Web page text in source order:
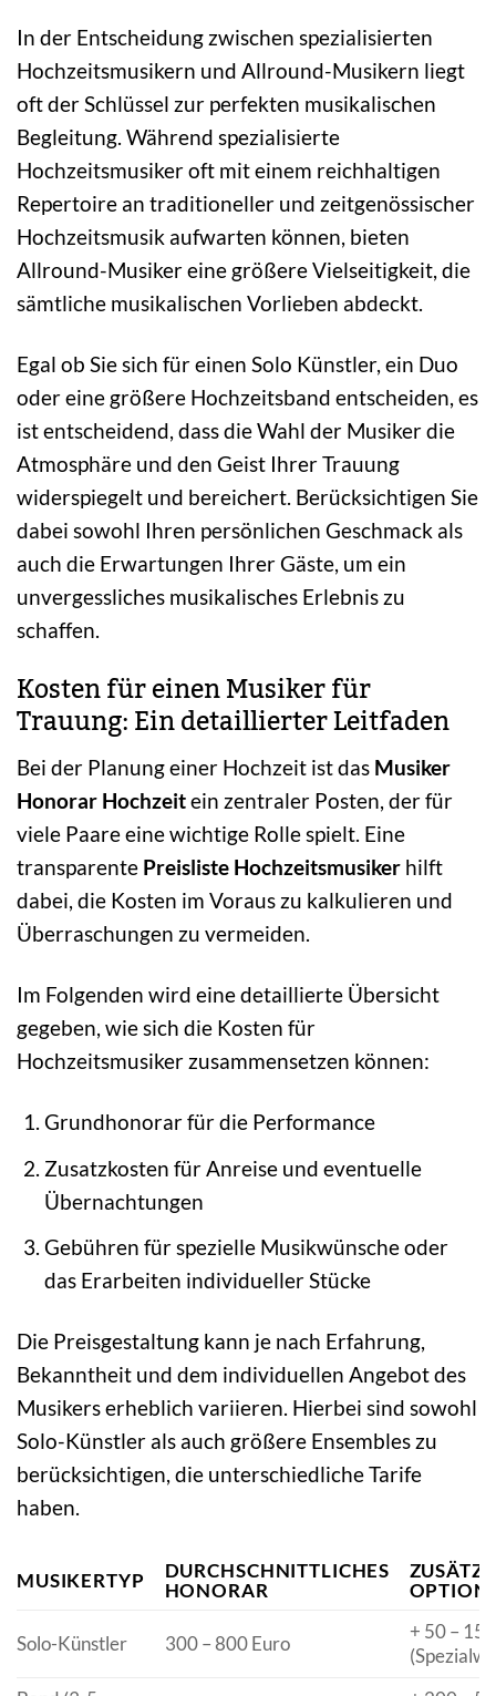
In der Entscheidung zwischen spezialisierten
Hochzeitsmusikern und Allround-Musikern liegt
oft der Schlüssel zur perfekten musikalischen
Begleitung. Während spezialisierte
Hochzeitsmusiker oft mit einem reichhaltigen
Repertoire an traditioneller und zeitgenössischer
Hochzeitsmusik aufwarten können, bieten
Allround-Musiker eine größere Vielseitigkeit, die
sämtliche musikalischen Vorlieben abdeckt.
Egal ob Sie sich für einen Solo Künstler, ein Duo
oder eine größere Hochzeitsband entscheiden, es
ist entscheidend, dass die Wahl der Musiker die
Atmosphäre und den Geist Ihrer Trauung
widerspiegelt und bereichert. Berücksichtigen Sie
dabei sowohl Ihren persönlichen Geschmack als
auch die Erwartungen Ihrer Gäste, um ein
unvergessliches musikalisches Erlebnis zu
schaffen.
Kosten für einen Musiker für
Trauung: Ein detaillierter Leitfaden
Bei der Planung einer Hochzeit ist das Musiker
Honorar Hochzeitein zentraler Posten, der für
viele Paare eine wichtige Rolle spielt. Eine
transparente Preisliste Hochzeitsmusiker hilft
dabei, die Kosten im Voraus zu kalkulieren und
Überraschungen zu vermeiden.
Im Folgenden wird eine detaillierte Übersicht
gegeben, wie sich die Kosten für
Hochzeitsmusiker zusammensetzen können:
Grundhonorar für die Performance
Zusatzkosten für Anreise und eventuelle
Übernachtungen
Gebühren für spezielle Musikwünsche oder
das Erarbeiten individueller Stücke
Die Preisgestaltung kann je nach Erfahrung,
Bekanntheit und dem individuellen Angebot des
Musikers erheblich variieren. Hierbei sind sowohl
Solo-Künstler als auch größere Ensembles zu
berücksichtigen, die unterschiedliche Tarife
haben.
MUSIKERTYP
DURCHSCHNITTLICHES
HONORAR
Solo-Künstler 300 – 800 Euro
+ 50 –